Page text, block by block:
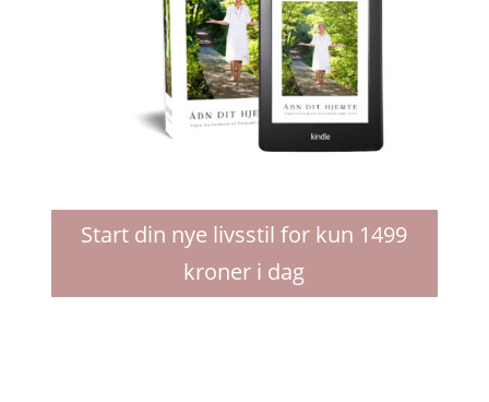
Start din nye livsstil for kun 1499
kroner i dag